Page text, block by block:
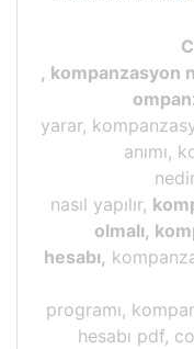
, kompanzasyon
yarar,
anımı,
nasıl yapılır,
olmalı,
hesabı,
programı,
hesabı pdf,